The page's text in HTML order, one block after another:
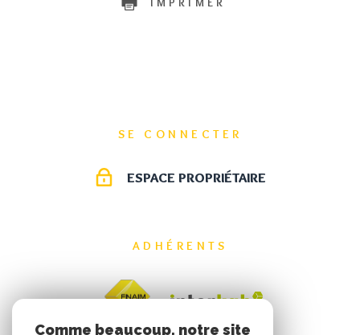
SE CONNECTER
ESPACE PROPRIÉTAIRE
ADHÉRENTS
Comme beaucoup, notre site